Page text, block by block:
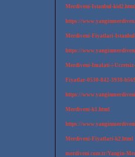
Merdiveni-Istanbul-
https://
Merdiveni-Fiyatlari-
https://
Merdiveni-Imalati-|-
Fiyatlar-0530-842-3938-
https://
Merdiveni-k1.html
https://
Merdiveni-Fiyatlari-k2.html
merdiveni.com.tr/Yangin-